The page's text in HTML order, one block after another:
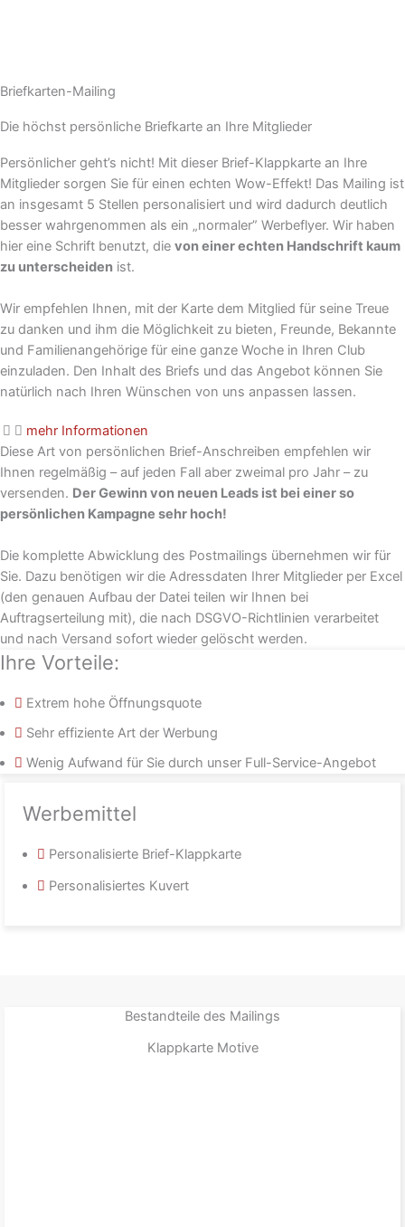
Briefkarten-Mailing
Die höchst persönliche Briefkarte an Ihre Mitglieder
Persönlicher geht’s nicht! Mit dieser Brief-Klappkarte an Ihre
Mitglieder sorgen Sie für einen echten Wow-Effekt! Das Mailing ist
an insgesamt 5 Stellen personalisiert und wird dadurch deutlich
besser wahrgenommen als ein „normaler” Werbeflyer. Wir haben
hier eine Schrift benutzt, die von einer echten Handschrift kaum
zu unterscheiden ist.
Wir empfehlen Ihnen, mit der Karte dem Mitglied für seine Treue
zu danken und ihm die Möglichkeit zu bieten, Freunde, Bekannte
und Familienangehörige für eine ganze Woche in Ihren Club
einzuladen. Den Inhalt des Briefs und das Angebot können Sie
natürlich nach Ihren Wünschen von uns anpassen lassen.
mehr Informationen
Diese Art von persönlichen Brief-Anschreiben empfehlen wir
Ihnen regelmäßig – auf jeden Fall aber zweimal pro Jahr – zu
versenden. Der Gewinn von neuen Leads ist bei einer so
persönlichen Kampagne sehr hoch!
Die komplette Abwicklung des Postmailings übernehmen wir für
Sie. Dazu benötigen wir die Adressdaten Ihrer Mitglieder per Excel
(den genauen Aufbau der Datei teilen wir Ihnen bei
Auftragserteilung mit), die nach DSGVO-Richtlinien verarbeitet
und nach Versand sofort wieder gelöscht werden.
Ihre Vorteile:
Extrem hohe Öffnungsquote
Sehr effiziente Art der Werbung
Wenig Aufwand für Sie durch unser Full-Service-Angebot
Werbemittel
Personalisierte Brief-Klappkarte
Personalisiertes Kuvert
Bestandteile des Mailings
Klappkarte Motive